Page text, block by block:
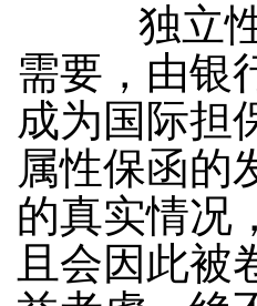
独立性
需要，由银
成为国际担
属性保函的
的真实情况
且会因此被